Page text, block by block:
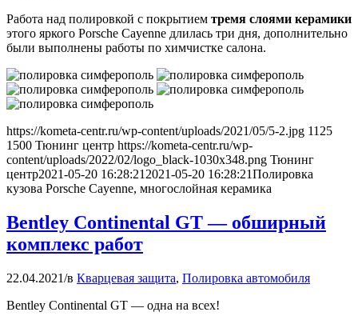
Работа над полировкой с покрытием тремя слоями керамики
этого яркого Porsche Cayenne длилась три дня, дополнительно
были выполнены работы по химчистке салона.
https://kometa-centr.ru/wp-content/uploads/2021/05/5-2.jpg 1125
1500 Тюнинг центр https://kometa-centr.ru/wp-
content/uploads/2022/02/logo_black-1030x348.png Тюнинг
центр2021-05-20 16:28:21 2021-05-20 16:28:21Полировка
кузова Porsche Cayenne, многослойная керамика
Bentley Continental GT — обширный
комплекс работ
22.04.2021/в Кварцевая защита, Полировка автомобиля
Bentley Continental GT — одна на всех!